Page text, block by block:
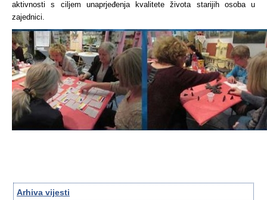
aktivnosti s ciljem unaprjeđenja kvalitete života starijih osoba u
zajednici.
Arhiva vijesti